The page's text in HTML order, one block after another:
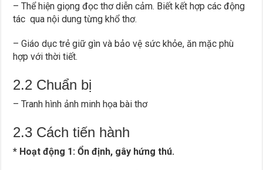
– Thể hiện giọng đọc thơ diễn cảm. Biết kết hợp các động
tác qua nội dung từng khổ thơ.
– Giáo dục trẻ giữ gìn và bảo vệ sức khỏe, ăn mặc phù
hợp với thời tiết.
2.2 Chuẩn bị
– Tranh hình ảnh minh họa bài thơ
2.3 Cách tiến hành
* Hoạt động 1: Ổn định, gây hứng thú.